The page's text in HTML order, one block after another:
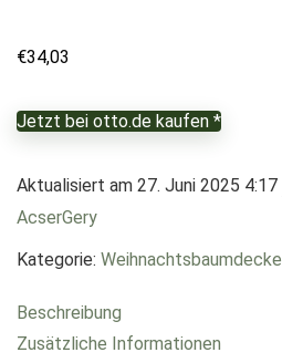
€34,03
Jetzt bei otto.de kaufen *
Aktualisiert am 27. Juni 2025 4:17
AcserGery
Kategorie: Weihnachtsbaumdecke
Beschreibung
Zusätzliche Informationen